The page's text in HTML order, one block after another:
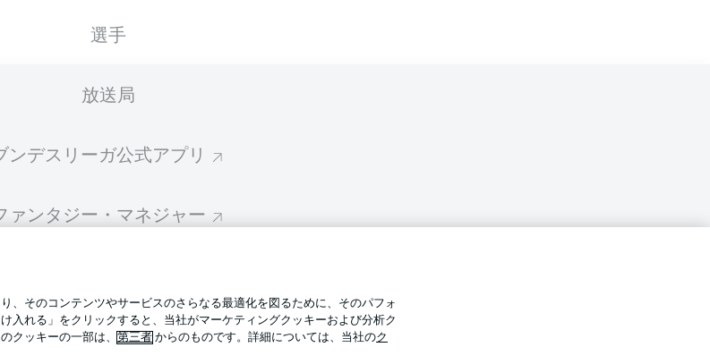
選手
放送局
ンデスリーガ公式アプリ
ァンタジー・マネジャー
Display Mode
BUNDESLIGA APP
利用条件
求人
、そのコンテンツやサービスのさらなる最適化を図るために、そのパフォ
入れる」をクリックすると、当社がマーケティングクッキーおよび分析ク
クッキーの一部は、 第三者 からのものです。詳細については、当社のク